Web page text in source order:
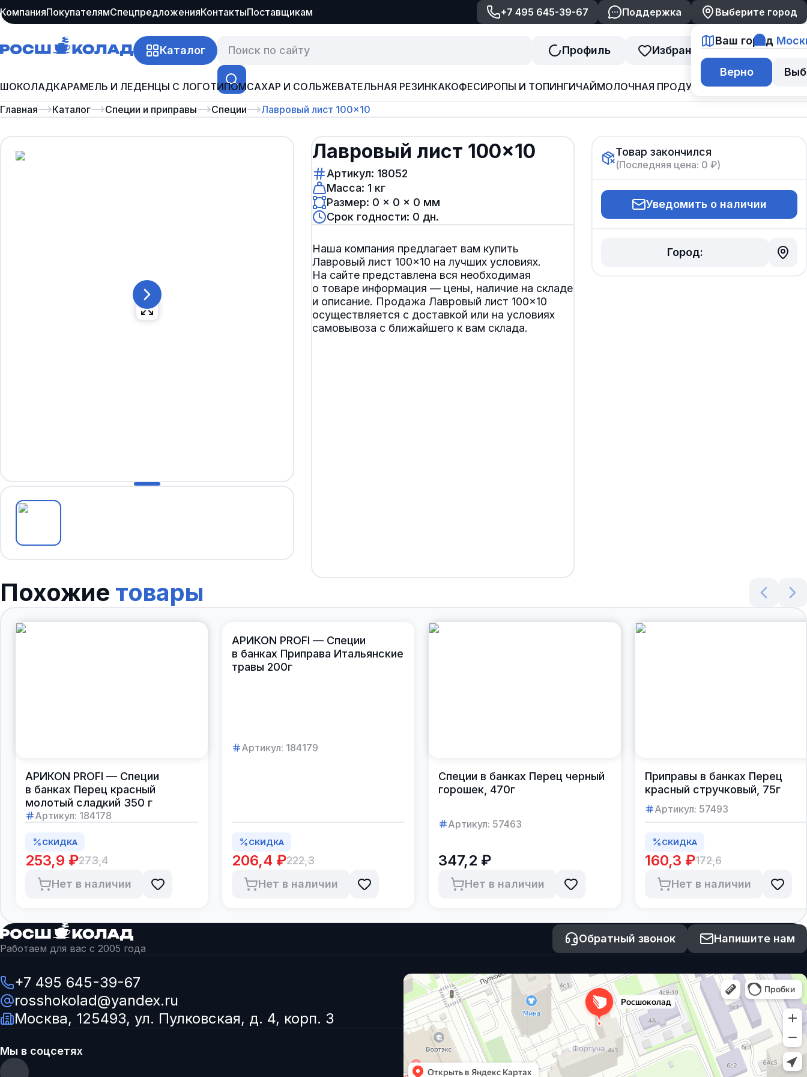
КомпанияПокупателямСпецпредложенияКонтактыПоставщикам +7 495 645-39-67 Поддержка Выберите город
Ваш город
Верно
Каталог Профиль Избранное Корзина
ШОКОЛАДКАРАМЕЛЬ И ЛЕДЕНЦЫ С ЛОГОТИПОМСАХАР И СОЛЬЖЕВАТЕЛЬНАЯ РЕЗИНКАКОФЕСИРОПЫ И ТОПИНГИЧАЙМОЛОЧНАЯ ПРОДУКЦИЯДЖЕМ И
Главная
Каталог Специи и приправы Специи Лавровый лист 100×10
Лавровый лист 100×10
Артикул: 18052
Масса: 1 кг
Размер: 0 × 0 × 0 мм
Срок годности: 0 дн.
Наша компания предлагает вам купить
Лавровый лист 100×10 на лучших условиях.
На сайте представлена вся необходимая
о товаре информация — цены, наличие на складе
и описание. Продажа Лавровый лист 100×10
осуществляется с доставкой или на условиях
самовывоза с ближайшего к вам склада.
Товар закончился
(Последняя цена: 0 ₽)
Уведомить о наличии
Город:
Похожие товары
АРИКОN PROFI — Специи
в банках Перец красный
молотый сладкий 350 г
Артикул: 184178
СКИДКА
253,9 ₽273,4
Нет в наличии
АРИКОN PROFI — Специи
в банках Приправа Итальянские
травы 200г
Артикул: 184179
СКИДКА
206,4 ₽222,3
Нет в наличии
Специи в банках Перец черный
горошек, 470г
Артикул: 57463
347,2 ₽
Нет в наличии
Приправы в банках Перец
красный стручковый, 75г
Артикул: 57493
СКИДКА
160,3 ₽172,6
Нет в наличии
Работаем для вас с 2005 года
Обратный звонок Напишите нам
+7 495 645-39-67
rosshokolad@yandex.ru
Москва, 125493, ул. Пулковская, д. 4, корп. 3
Мы в соцсетях